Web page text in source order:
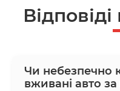
Чи небезпечно
вживані авто